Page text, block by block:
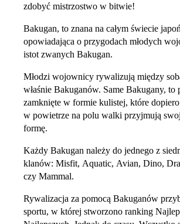
zdobyć mistrzostwo w bitwie!
Bakugan, to znana na całym świecie
opowiadająca o przygodach młodych
istot zwanych Bakugan.
Młodzi wojownicy rywalizują między
właśnie Bakuganów. Same Bakugany, to
zamknięte w formie kulistej, które
w powietrze na polu walki przyjmują
formę.
Każdy Bakugan należy do jednego z
klanów: Misfit, Aquatic, Avian, Dino,
czy Mammal.
Rywalizacja za pomocą Bakuganów
sportu, w której stworzono ranking